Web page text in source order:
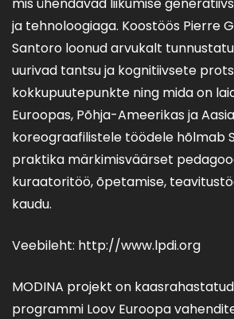
ja tehnoloogiaga. Koostöös Pierre
Santoro loonud arvukalt
uurivad tantsu ja kognitiivsete
kokkupuutepunkte ning mida on
Euroopas, Põhja-Ameerikas ja
koreograafilistele töödele hõlmab
praktika märkimisväärset
kuraatoritöö, õpetamise,
kaudu.
Veebileht: http://www.lpdi.org
MODINA projekt on
programmi Loov Euroopa